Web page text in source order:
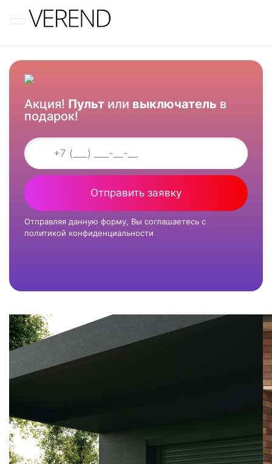
Меню
Акция! Пульт или выключатель в
подарок!
Отправить заявку
Отправляя данную форму, Вы соглашаетесь с
политикой конфиденциальности